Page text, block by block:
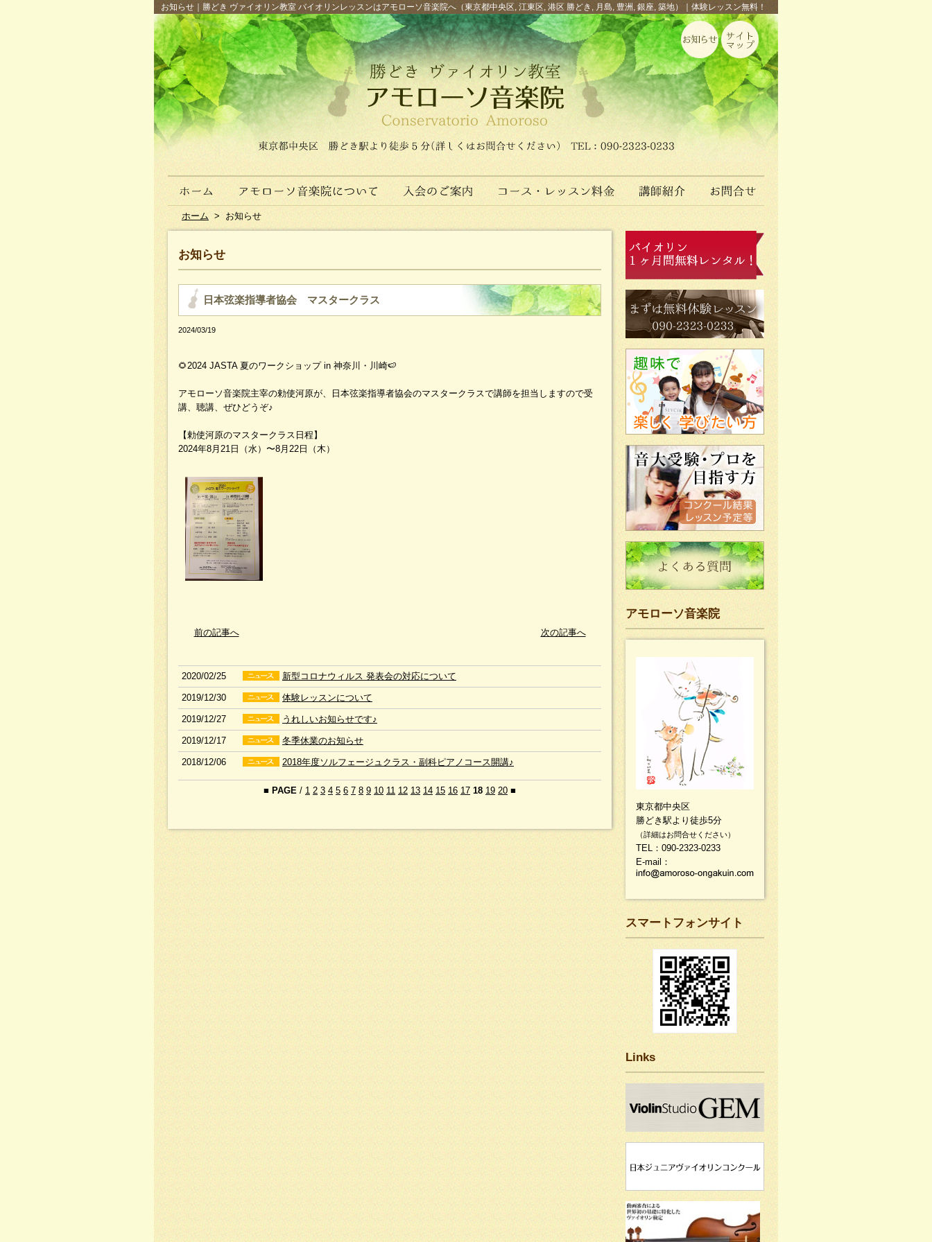
お知らせ｜勝どき ヴァイオリン教室 バイオリンレッスンはアモローソ音楽院へ（東京都中央区, 江東区, 港区 勝どき, 月島, 豊洲, 銀座, 築地）｜体験レッスン無料！
ホーム > お知らせ
お知らせ
日本弦楽指導者協会 マスタークラス
2024/03/19
🌻2024 JASTA 夏のワークショップ in 神奈川・川崎🍉
アモローソ音楽院主宰の勅使河原が、日本弦楽指導者協会のマスタークラスで講師を担当しますので受
講、聴講、ぜひどうぞ♪
【勅使河原のマスタークラス日程】
2024年8月21日（水）〜8月22日（木）
前の記事へ 次の記事へ
2020/02/25 新型コロナウィルス 発表会の対応について
2019/12/30 体験レッスンについて
2019/12/27 うれしいお知らせです♪
2019/12/17 冬季休業のお知らせ
2018/12/06 2018年度ソルフェージュクラス・副科ピアノコース開講♪
■ PAGE / 1 2 3 4 5 6 7 8 9 10 11 12 13 14 15 16 17 18 19 20 ■
アモローソ音楽院
東京都中央区
勝どき駅より徒歩5分
（詳細はお問合せください）
TEL：090-2323-0233
E-mail：
スマートフォンサイト
Links